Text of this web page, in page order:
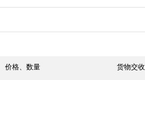
价格、数量 货物交收